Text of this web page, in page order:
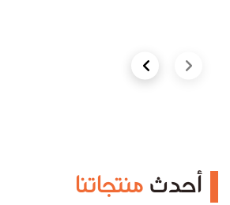
Next slidePrevious slide
أحدث منتجاتنا